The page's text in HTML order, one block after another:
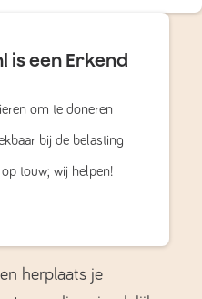
is een Erkend
om te doneren
bij de belasting
touw; wij helpen!
herplaats je